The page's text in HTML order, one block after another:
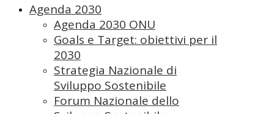
Agenda 2030
Agenda 2030 ONU
Goals e Target: obiettivi per il
2030
Strategia Nazionale di
Sviluppo Sostenibile
Forum Nazionale dello